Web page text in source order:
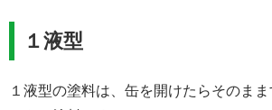
１液型
１液型の塗料は、缶を開けたらそのま